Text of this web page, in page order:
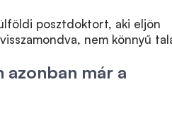
posztdoktort, aki eljön
nem könnyű
már a